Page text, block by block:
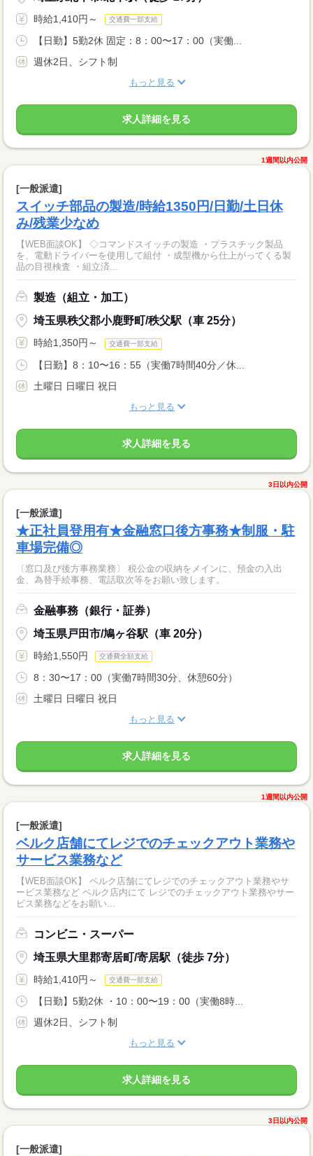
時給1,410円～ 交通費一部支給
【日勤】5勤2休 固定：8：00〜17：00（実働...
週休2日、シフト制
もっと見る
求人詳細を見る
1週間以内公開
[一般派遣]
スイッチ部品の製造/時給1350円/日勤/土日休
み/残業少なめ
【WEB面談OK】 ◇コマンドスイッチの製造 ・プラスチック製品
を、電動ドライバーを使用して組付 ・成型機から仕上がってくる製
品の目視検査 ・組立済...
製造（組立・加工）
埼玉県秩父郡小鹿野町/秩父駅（車 25分）
時給1,350円～ 交通費一部支給
【日勤】8：10〜16：55（実働7時間40分／休...
土曜日 日曜日 祝日
もっと見る
求人詳細を見る
3日以内公開
[一般派遣]
★正社員登用有★金融窓口後方事務★制服・駐
車場完備◎
〔窓口及び後方事務業務〕 税公金の収納をメインに、預金の入出
金、為替手続事務、電話取次等をお願い致します。
金融事務（銀行・証券）
埼玉県戸田市/鳩ヶ谷駅（車 20分）
時給1,550円 交通費全額支給
8：30〜17：00（実働7時間30分、休憩60分）
土曜日 日曜日 祝日
もっと見る
求人詳細を見る
1週間以内公開
[一般派遣]
ベルク店舗にてレジでのチェックアウト業務や
サービス業務など
【WEB面談OK】 ベルク店舗にてレジでのチェックアウト業務やサ
ービス業務など ベルク店内にて レジでのチェックアウト業務やサー
ビス業務などをお願い...
コンビニ・スーパー
埼玉県大里郡寄居町/寄居駅（徒歩 7分）
時給1,410円～ 交通費一部支給
【日勤】5勤2休 ・10：00〜19：00（実働8時...
週休2日、シフト制
もっと見る
求人詳細を見る
3日以内公開
[一般派遣]